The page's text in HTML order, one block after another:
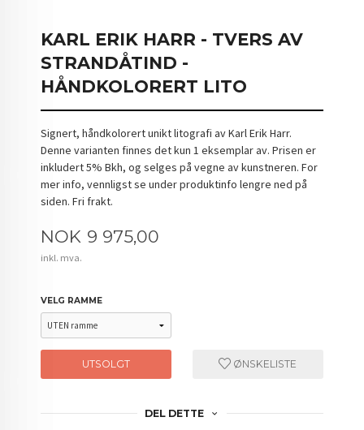
KARL ERIK HARR - TVERS AV
STRANDÅTIND -
HÅNDKOLORERT LITO
Signert, håndkolorert unikt litografi av Karl Erik Harr.
Denne varianten finnes det kun 1 eksemplar av. Prisen er
inkludert 5% Bkh, og selges på vegne av kunstneren. For
mer info, vennligst se under produktinfo lengre ned på
siden. Fri frakt.
Pris
NOK 9 975,00
inkl. mva.
VELG RAMME
UTSOLGT ØNSKELISTE
DEL DETTE